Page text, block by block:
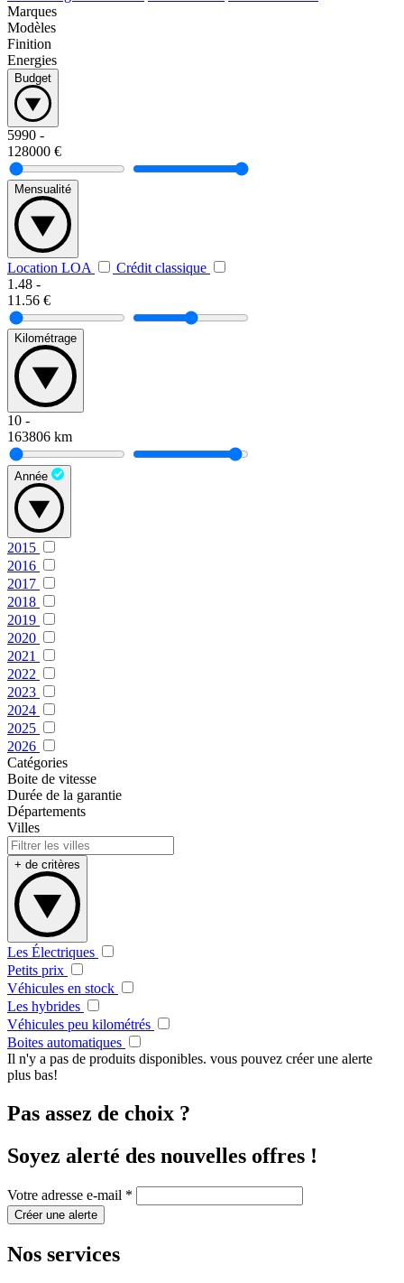
Marques
Modèles
Finition
Energies
Budget
5990 -
128000 €
Mensualité
Location LOA
Crédit classique
1.48 -
11.56 €
Kilométrage
10 -
163806 km
Année
2015
2016
2017
2018
2019
2020
2021
2022
2023
2024
2025
2026
Catégories
Boite de vitesse
Durée de la garantie
Départements
Villes
+ de critères
Les Électriques
Petits prix
Véhicules en stock
Les hybrides
Véhicules peu kilométrés
Boites automatiques
Il n'y a pas de produits disponibles. vous pouvez créer une alerte
plus bas!
Pas assez de choix ?
Soyez alerté des nouvelles offres !
Votre adresse e-mail *
Créer une alerte
Nos services